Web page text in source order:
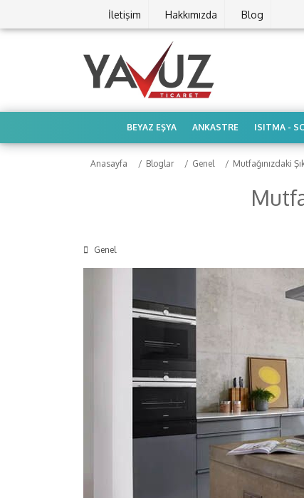
İletişim Hakkımızda Blog
BEYAZ EŞYA ANKASTRE ISITMA -
Anasayfa Bloglar Genel Mutfağınızdaki
Genel